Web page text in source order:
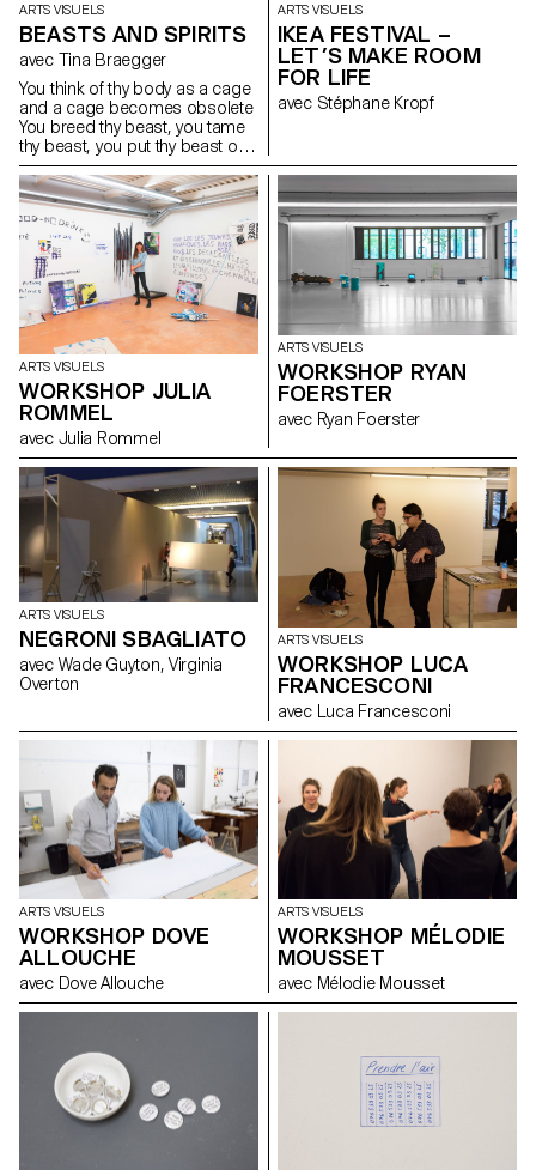
ARTS VISUELS
BEASTS AND SPIRITS
avec Tina Braegger
You think of thy body as a cage
and a cage becomes obsolete
You breed thy beast, you tame
thy beast, you put thy beast on
a leash Thy beast be trapped,
you trap thy beast, you put thy
beast on a leash You breed thy
beast, you tame thy beast, you
trap thy beast inside Thy body a
cage, the cage obsolete, thy
beast be trapped inside
ARTS VISUELS
IKEA FESTIVAL –
LET’S MAKE ROOM
FOR LIFE
avec Stéphane Kropf
ARTS VISUELS
WORKSHOP JULIA
ROMMEL
avec Julia Rommel
ARTS VISUELS
WORKSHOP RYAN
FOERSTER
avec Ryan Foerster
ARTS VISUELS
NEGRONI SBAGLIATO
avec Wade Guyton, Virginia
Overton
ARTS VISUELS
WORKSHOP LUCA
FRANCESCONI
avec Luca Francesconi
ARTS VISUELS
WORKSHOP DOVE
ALLOUCHE
avec Dove Allouche
ARTS VISUELS
WORKSHOP MÉLODIE
MOUSSET
avec Mélodie Mousset